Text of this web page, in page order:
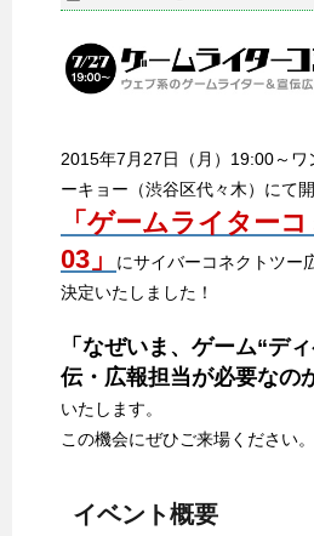
2015年7月27日（月）19:00～ワ
ーキョー（渋谷区代々木）にて
「ゲームライター
03」
にサイバーコネクトツー
決定いたしました！
「なぜいま、ゲーム“デ
伝・広報担当が必要なの
いたします。
この機会にぜひご来場ください。
イベント概要